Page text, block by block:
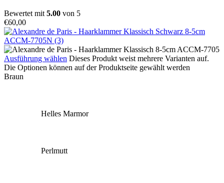
Bewertet mit 5.00 von 5
€60,00
Ausführung wählen Dieses Produkt weist mehrere Varianten auf.
Die Optionen können auf der Produktseite gewählt werden
Braun
Helles Marmor
Perlmutt